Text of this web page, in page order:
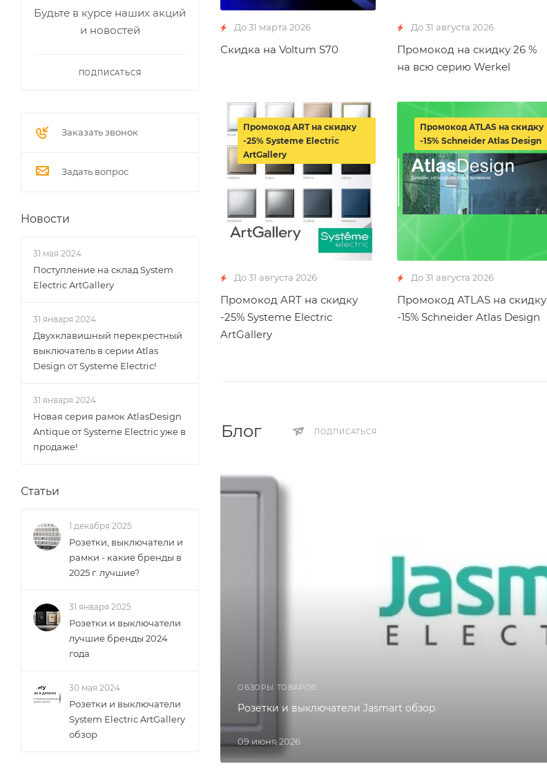
До 31 марта 2026
Скидка на Voltum S70
До 31 августа 2026
Промокод на скидку 26 %
на всю серию Werkel
До 31 августа 2026
Промокод ART на скидку
-25% Systeme Electric
ArtGallery
Промокод ART на скидку
-25% Systeme Electric
ArtGallery
До 31 августа 2026
Промокод ATLAS на скидку
-15% Schneider Atlas Design
Промокод ATLAS на скидку
-15% Schneider Atlas Design
Блог ПОДПИСАТЬСЯ
ОБЗОРЫ ТОВАРОВ
09 июня 2026
Розетки и выключатели Jasmart обзор
Будьте в курсе наших акций
и новостей
ПОДПИСАТЬСЯ
Заказать звонок
Задать вопрос
Новости
31 мая 2024
Поступление на склад System
Electric ArtGallery
31 января 2024
Двухклавишный перекрестный
выключатель в серии Atlas
Design от Systeme Electric!
31 января 2024
Новая серия рамок AtlasDesign
Antique от Systeme Electric уже в
продаже!
Статьи
1 декабря 2025
Розетки, выключатели и
рамки - какие бренды в
2025 г. лучшие?
31 января 2025
Розетки и выключатели
лучшие бренды 2024
года
30 мая 2024
Розетки и выключатели
System Electric ArtGallery
обзор